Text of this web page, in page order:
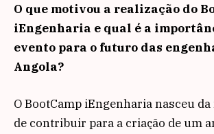
O que motivou a realização do
iEngenharia e qual é a
evento para o futuro das
Angola?
O BootCamp iEngenharia nasceu
de contribuir para a criação de um